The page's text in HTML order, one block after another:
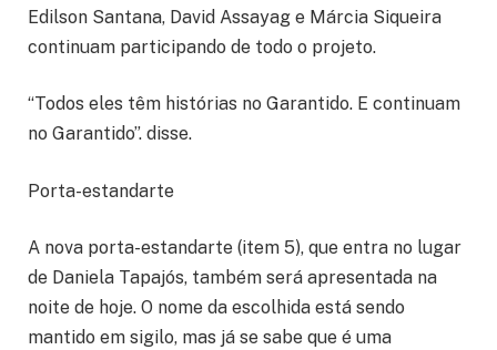
Edilson Santana, David Assayag e Márcia Siqueira
continuam participando de todo o projeto.
“Todos eles têm histórias no Garantido. E continuam
no Garantido”. disse.
Porta-estandarte
A nova porta-estandarte (item 5), que entra no lugar
de Daniela Tapajós, também será apresentada na
noite de hoje. O nome da escolhida está sendo
mantido em sigilo, mas já se sabe que é uma